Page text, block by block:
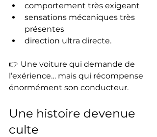
comportement très exigeant
sensations mécaniques très
présentes
direction ultra directe.
👉 Une voiture qui demande de
l’exérience… mais qui récompense
énormément son conducteur.
Une histoire devenue
culte